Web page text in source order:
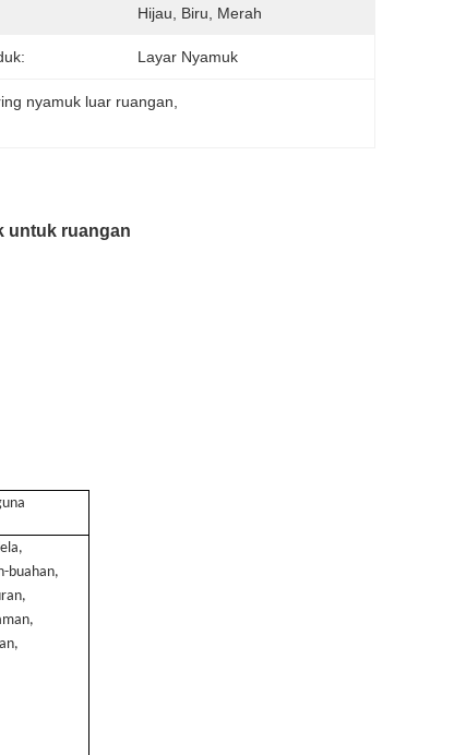
Hijau, Biru, Merah
Layar Nyamuk
nyamuk luar ruangan
untuk ruangan
buahan,